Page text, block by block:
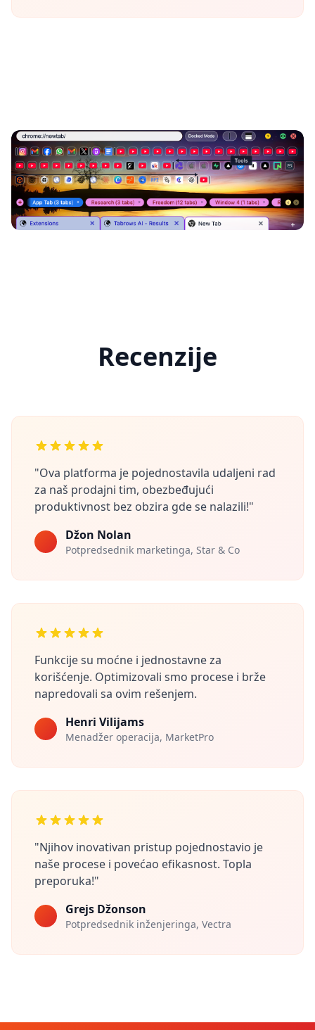
Recenzije
"Ova platforma je pojednostavila udaljeni rad
za naš prodajni tim, obezbeđujući
produktivnost bez obzira gde se nalazili!"
Džon Nolan
Potpredsednik marketinga, Star & Co
Funkcije su moćne i jednostavne za
korišćenje. Optimizovali smo procese i brže
napredovali sa ovim rešenjem.
Henri Vilijams
Menadžer operacija, MarketPro
"Njihov inovativan pristup pojednostavio je
naše procese i povećao efikasnost. Topla
preporuka!"
Grejs Džonson
Potpredsednik inženjeringa, Vectra